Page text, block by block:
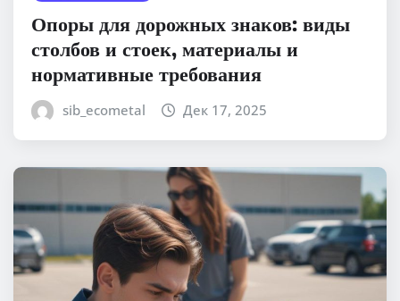
Опоры для дорожных знаков: виды
столбов и стоек, материалы и
нормативные требования
sib_ecometal Дек 17, 2025